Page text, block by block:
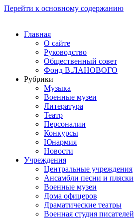
Перейти к основному содержанию
Главная
О сайте
Руководство
Общественный совет
Фонд В.ЛАНОВОГО
Рубрики
Музыка
Военные музеи
Литература
Театр
Персоналии
Конкурсы
Юнармия
Новости
Учреждения
Центральные учреждения
Ансамбли песни и пляски
Военные музеи
Дома офицеров
Драматические театры
Военная студия писателей